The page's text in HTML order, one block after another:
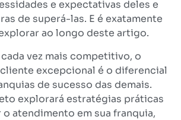
e expectativas deles e
de superá-las. E é exatamente
ao longo deste artigo.
vez mais competitivo, o
excepcional é o diferencial
de sucesso das demais.
explorará estratégias práticas
atendimento em sua franquia,